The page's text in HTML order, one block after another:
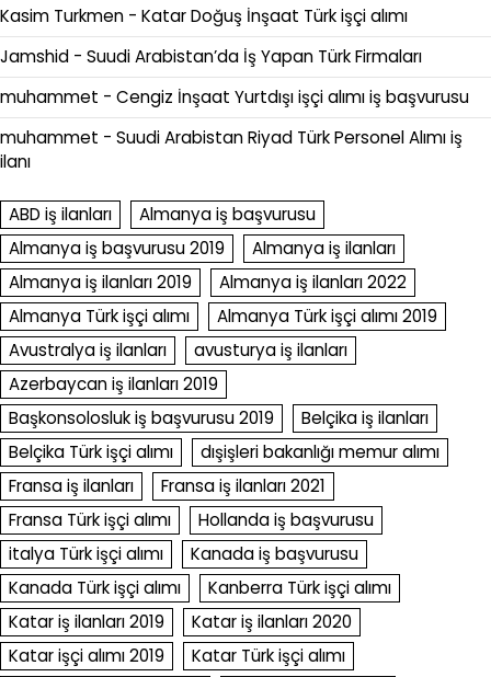
Kasim Turkmen - Katar Doğuş İnşaat Türk işçi alımı
Jamshid - Suudi Arabistan’da İş Yapan Türk Firmaları
muhammet - Cengiz İnşaat Yurtdışı işçi alımı iş başvurusu
muhammet - Suudi Arabistan Riyad Türk Personel Alımı iş
ilanı
ABD iş ilanları
Almanya iş başvurusu
Almanya iş başvurusu 2019
Almanya iş ilanları
Almanya iş ilanları 2019
Almanya iş ilanları 2022
Almanya Türk işçi alımı
Almanya Türk işçi alımı 2019
Avustralya iş ilanları
avusturya iş ilanları
Azerbaycan iş ilanları 2019
Başkonsolosluk iş başvurusu 2019
Belçika iş ilanları
Belçika Türk işçi alımı
dışişleri bakanlığı memur alımı
Fransa iş ilanları
Fransa iş ilanları 2021
Fransa Türk işçi alımı
Hollanda iş başvurusu
italya Türk işçi alımı
Kanada iş başvurusu
Kanada Türk işçi alımı
Kanberra Türk işçi alımı
Katar iş ilanları 2019
Katar iş ilanları 2020
Katar işçi alımı 2019
Katar Türk işçi alımı